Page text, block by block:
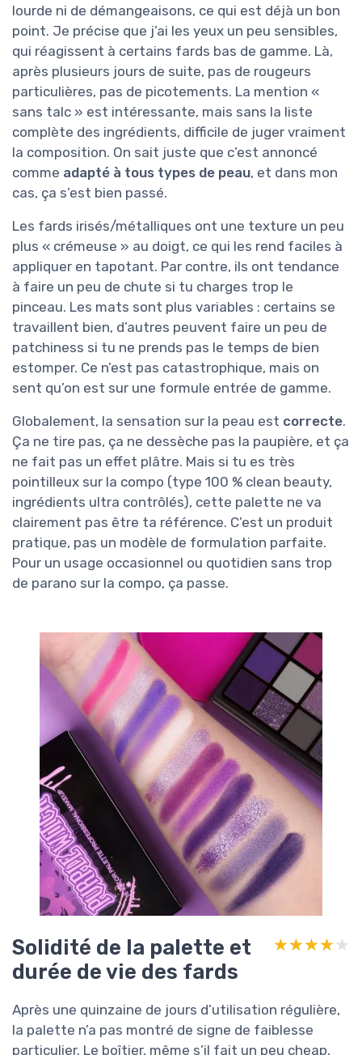
lourde ni de démangeaisons, ce qui est déjà un bon
point. Je précise que j’ai les yeux un peu sensibles,
qui réagissent à certains fards bas de gamme. Là,
après plusieurs jours de suite, pas de rougeurs
particulières, pas de picotements. La mention «
sans talc » est intéressante, mais sans la liste
complète des ingrédients, difficile de juger vraiment
la composition. On sait juste que c’est annoncé
comme adapté à tous types de peau, et dans mon
cas, ça s’est bien passé.
Les fards irisés/métalliques ont une texture un peu
plus « crémeuse » au doigt, ce qui les rend faciles à
appliquer en tapotant. Par contre, ils ont tendance
à faire un peu de chute si tu charges trop le
pinceau. Les mats sont plus variables : certains se
travaillent bien, d’autres peuvent faire un peu de
patchiness si tu ne prends pas le temps de bien
estomper. Ce n’est pas catastrophique, mais on
sent qu’on est sur une formule entrée de gamme.
Globalement, la sensation sur la peau est correcte.
Ça ne tire pas, ça ne dessèche pas la paupière, et ça
ne fait pas un effet plâtre. Mais si tu es très
pointilleux sur la compo (type 100 % clean beauty,
ingrédients ultra contrôlés), cette palette ne va
clairement pas être ta référence. C’est un produit
pratique, pas un modèle de formulation parfaite.
Pour un usage occasionnel ou quotidien sans trop
de parano sur la compo, ça passe.
Solidité de la palette et
durée de vie des fards
★★★★★
★★★★★
Après une quinzaine de jours d’utilisation régulière,
la palette n’a pas montré de signe de faiblesse
particulier. Le boîtier, même s’il fait un peu cheap,